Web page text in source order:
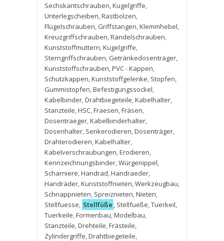
Sechskantschrauben,Kugelgriffe,
Unterlegscheiben,Rastbolzen,
Flügelschrauben, Griffstangen,Klemmhebel,
Kreuzgriffschrauben,Rändelschrauben,
Kunststoffmuttern,Kugelgriffe,
Sterngriffschrauben, Getränkedosenträger,
Kunststoffschrauben,PVC - Kappen,
Schutzkappen,Kunststoffgelenke, Stopfen,
Gummistopfen,Befestigungssockel,
Kabelbinder,Drahtbiegeteile,Kabelhalter,
Stanzteile,HSC,Fraesen,Fräsen,
Dosentraeger,Kabelbinderhalter,
Dosenhalter, Senkerodieren,Dosenträger,
Drahterodieren,Kabelhalter,
Kabelverschraubungen,Erodieren,
Kennzeichnungsbinder,Würgenippel,
Scharniere,Handrad,Handraeder,
Handräder,Kunststoffnieten,Werkzeugbau,
Schnappnieten, Spreiznieten,Nieten,
Stellfuesse, Stellfüße , Stellfueße,Tuerkeil,
Tuerkeile,Formenbau,Modelbau,
Stanzteile,Drehteile,Frästeile,
Zylindergriffe,Drahtbiegeteile,